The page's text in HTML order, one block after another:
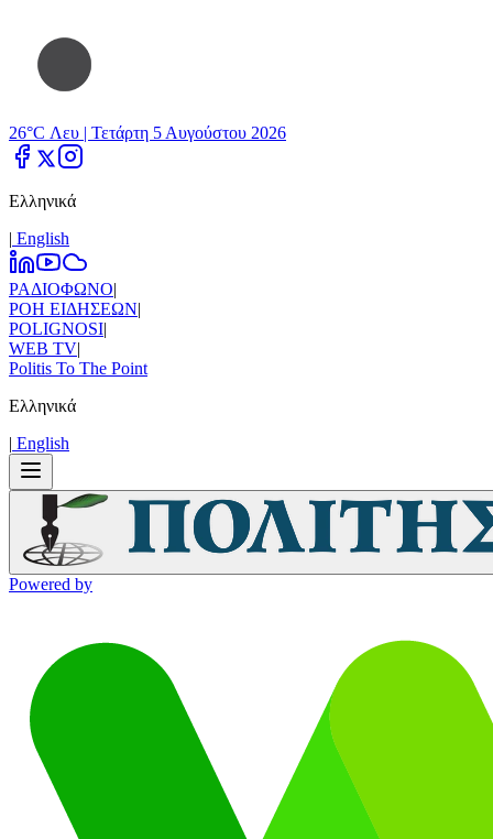
26°C Λευ | Τετάρτη 5 Αυγούστου 2026
Ελληνικά
| Εnglish
ΡΑΔΙΟΦΩΝΟ|
ΡΟΗ ΕΙΔΗΣΕΩΝ|
POLIGNOSI|
WEB TV|
Politis To The Point
Ελληνικά
| Εnglish
Powered by